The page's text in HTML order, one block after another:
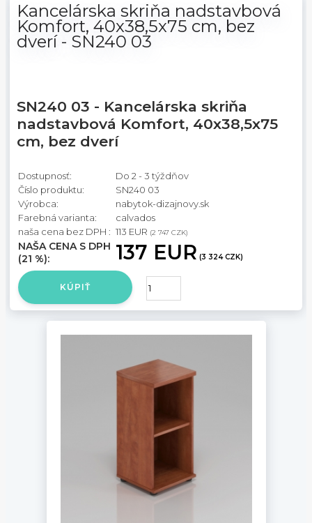
Kancelárska skriňa nadstavbová
Komfort, 40x38,5x75 cm, bez
dverí - SN240 03
SN240 03 - Kancelárska skriňa
nadstavbová Komfort, 40x38,5x75
cm, bez dverí
Dostupnosť:
Do 2 - 3 týždňov
Číslo produktu:
SN240 03
Výrobca:
nabytok-dizajnovy.sk
Farebná varianta:
calvados
naša cena bez DPH : 113 EUR (2 747 CZK)
NAŠA CENA S DPH
(21 %):
137 EUR (3 324 CZK)
KÚPIŤ